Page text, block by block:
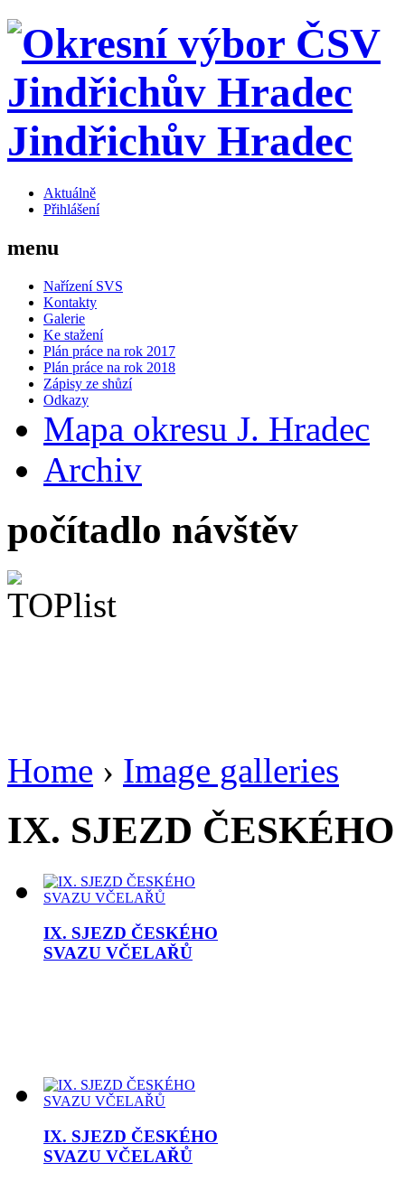
Jindřichův Hradec
Aktuálně
Přihlášení
menu
Nařízení SVS
Kontakty
Galerie
Ke stažení
Plán práce na rok 2017
Plán práce na rok 2018
Zápisy ze shůzí
Odkazy
Mapa okresu J. Hradec
Archiv
počítadlo návštěv
Home › Image galleries
IX. SJEZD
IX. SJEZD ČESKÉHO
SVAZU VČELAŘŮ
IX. SJEZD ČESKÉHO
SVAZU VČELAŘŮ